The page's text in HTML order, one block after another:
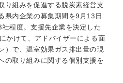
り組みを促進する脱炭素経営支
県内企業の募集期間を9月13日
程度。支援先企業を決定した
かけて、アドバイザーによる面
）で、温室効果ガス排出量の現
の取り組みに関する個別支援を